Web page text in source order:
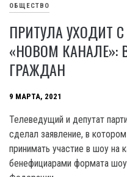
ОБЩЕСТВО
ПРИТУЛА УХОДИТ
«НОВОМ КАНАЛЕ»:
ГРАЖДАН
9 МАРТА, 2021
Телеведущий и депутат
сделал заявление, в
принимать участие в шоу на
бенефициарами формата